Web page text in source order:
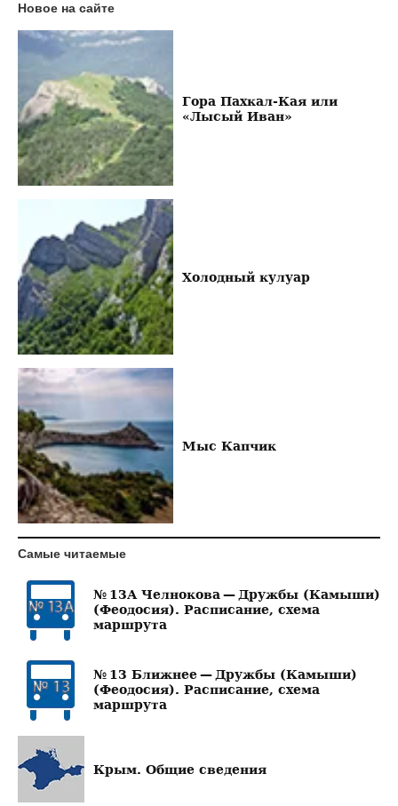
Новое на сайте
Гора Пахкал-Кая или
«Лысый Иван»
Холодный кулуар
Мыс Капчик
Самые читаемые
№ 13А Челнокова — Дружбы (Камыши)
(Феодосия). Расписание, схема
маршрута
№ 13 Ближнее — Дружбы (Камыши)
(Феодосия). Расписание, схема
маршрута
Крым. Общие сведения